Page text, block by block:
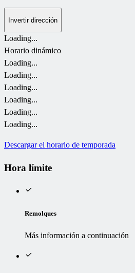
Invertir dirección
Loading...
Horario dinámico
Loading...
Loading...
Loading...
Loading...
Loading...
Loading...
Descargar el horario de temporada
Hora límite
Remolques
Más información a continuación